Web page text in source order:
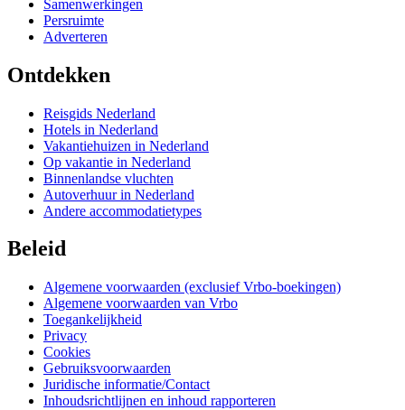
Samenwerkingen
Persruimte
Adverteren
Ontdekken
Reisgids Nederland
Hotels in Nederland
Vakantiehuizen in Nederland
Op vakantie in Nederland
Binnenlandse vluchten
Autoverhuur in Nederland
Andere accommodatietypes
Beleid
Algemene voorwaarden (exclusief Vrbo-boekingen)
Algemene voorwaarden van Vrbo
Toegankelijkheid
Privacy
Cookies
Gebruiksvoorwaarden
Juridische informatie/Contact
Inhoudsrichtlijnen en inhoud rapporteren